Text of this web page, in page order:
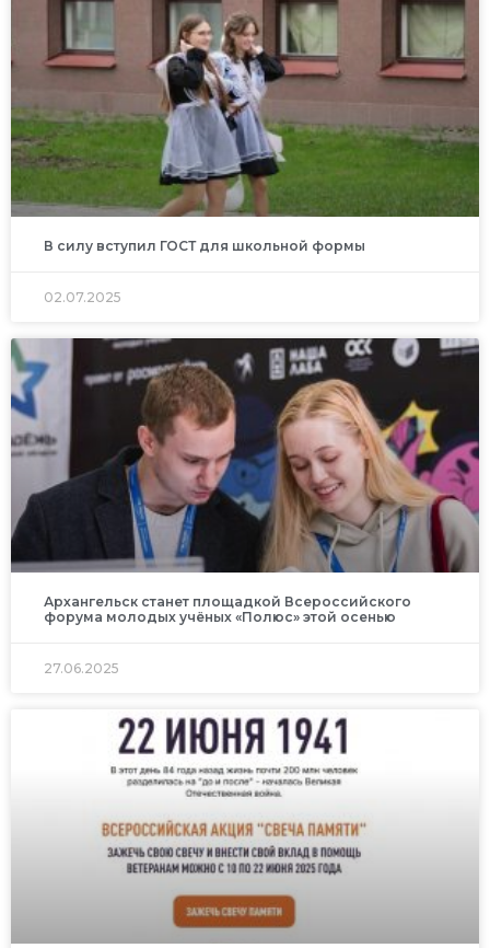
В силу вступил ГОСТ для школьной формы
02.07.2025
Архангельск станет площадкой Всероссийского
форума молодых учёных «Полюс» этой осенью
27.06.2025